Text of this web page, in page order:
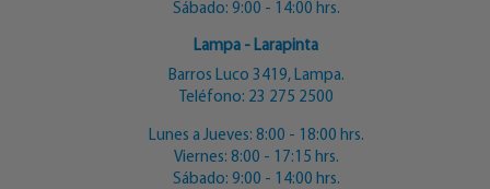
Sábado: 9:00 - 14:00 hrs.
Lampa - Larapinta
Barros Luco 3419, Lampa.
Teléfono: 23 275 2500
Lunes a Jueves: 8:00 - 18:00 hrs.
Viernes: 8:00 - 17:15 hrs.
Sábado: 9:00 - 14:00 hrs.